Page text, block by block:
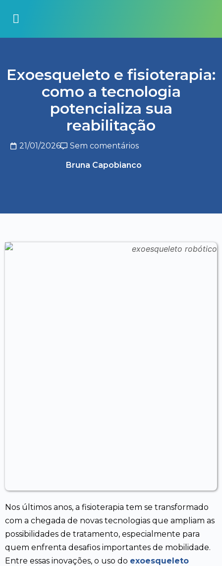
Exoesqueleto e fisioterapia:
como a tecnologia
potencializa sua
reabilitação
21/01/2026 Sem comentários
Bruna Capobianco
Nos últimos anos, a fisioterapia tem se transformado
com a chegada de novas tecnologias que ampliam as
possibilidades de tratamento, especialmente para
quem enfrenta desafios importantes de mobilidade.
Entre essas inovações, o uso do exoesqueleto